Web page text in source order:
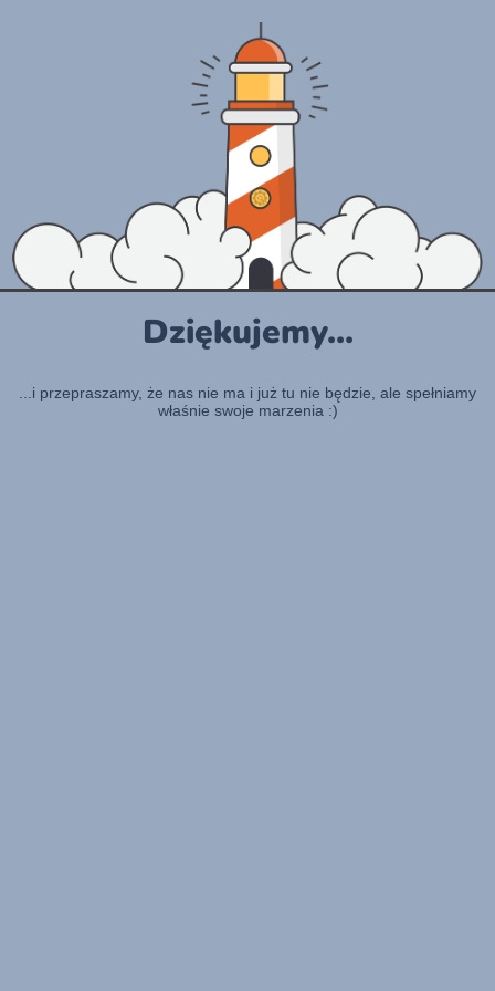
Dziękujemy...
...i przepraszamy, że nas nie ma i już tu nie będzie, ale spełniamy
właśnie swoje marzenia :)